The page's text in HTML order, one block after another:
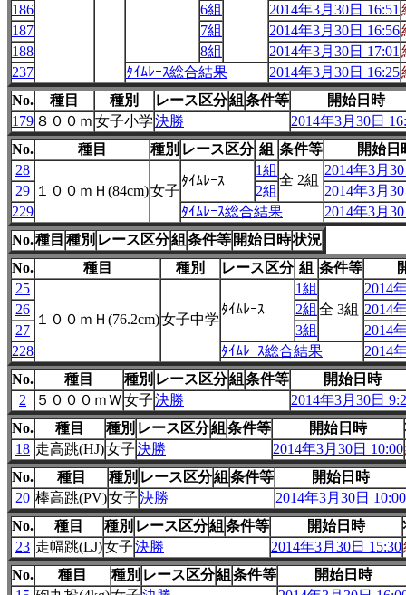
186
6組 2014年3月30日 16:51
187
7組 2014年3月30日 16:56
188
8組 2014年3月30日 17:01
237
ﾀｲﾑﾚｰｽ総合結果 2014年3月30日 16:25
No.
種目 種別 レース区分組 条件等
開始日時
179 ８００ｍ 女子小学決勝
2014年3月30日
No.
種目 種別 レース区分 組 条件等
開始日
28
１００ｍＨ(84cm)女子
ﾀｲﾑﾚｰｽ
1組
全 2組
2014年3月
29
2組
2014年3月
229
ﾀｲﾑﾚｰｽ総合結果
2014年3月
No.種目 種別 レース区分組 条件等 開始日時状況
No.
種目 種別 レース区分 組 条件等
25
１００ｍＨ(76.2cm)女子中学
ﾀｲﾑﾚｰｽ
1組
全 3組
2014
26
2組
2014
27
3組
2014
228
ﾀｲﾑﾚｰｽ総合結果
2014
No.
種目 種別 レース区分組 条件等
開始日時
2
５０００ｍＷ女子決勝
2014年3月30日
No.
種目 種別 レース区分組 条件等 開始日時
18 走高跳(HJ)女子決勝 2014年3月30日 10:00
No.
種目 種別 レース区分組 条件等
開始日時
20 棒高跳(PV)女子決勝
2014年3月30日 10:00
No.
種目 種別 レース区分組 条件等 開始日時
23 走幅跳(LJ)女子決勝 2014年3月30日 15:30
No.
種目 種別 レース区分組 条件等
開始日時